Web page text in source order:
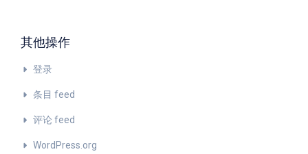
其他操作
登录
条目 feed
评论 feed
WordPress.org